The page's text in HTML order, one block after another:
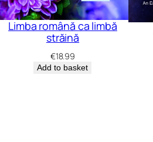
Limba română ca limbă
străină
€18.99
Add to basket